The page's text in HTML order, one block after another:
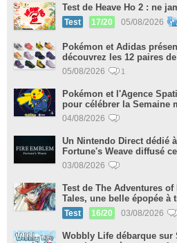
Test de Heave Ho 2 : ne
Test 17/20 05/08/2026
Pokémon et Adidas
découvrez les 12 paires
05/08/2026 1
Pokémon et l'Agence
pour célébrer la Semaine
04/08/2026
Un Nintendo Direct dédié
Fortune's Weave diffusé
03/08/2026
Test de The Adventures
Tales, une belle épopée à
Test 16/20 03/08/2026
Wobbly Life débarque sur